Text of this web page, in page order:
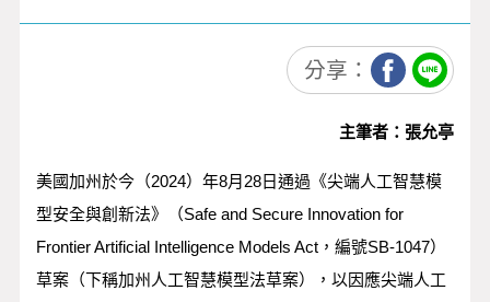
分享：
主筆者：張允亭
美國加州於今（2024）年8月28日通過《尖端人工智慧模
型安全與創新法》（Safe and Secure Innovation for
Frontier Artificial Intelligence Models Act，編號SB-1047）
草案（下稱加州人工智慧模型法草案），以因應尖端人工